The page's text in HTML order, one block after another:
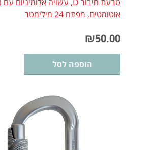
אוטומטית, מפתח 24 מילימטר
₪50.00
הוספה לסל